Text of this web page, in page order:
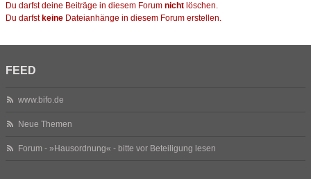
Du darfst deine Beiträge in diesem Forum nicht löschen.
Du darfst keine Dateianhänge in diesem Forum erstellen.
FEED
www.bifo.de
Neue Themen
Forum - »Hausordnung« - bitte vor Beteiligung lesen